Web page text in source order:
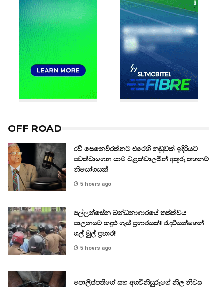
OFF ROAD
රවී සෙනෙවිරත්නට එරෙහි නඩුවක් ඉදිරියට
පවත්වාගෙන යාම වළක්වාලමින් අතුරු තහනම්
නියෝගයක්
5 hours ago
පල්ලන්සේන බන්ධනාගාරයේ තත්ත්වය
පාලනයට කඳුළු ගෑස් ප්‍රහාරයක්! රැඳවියන්ගෙන්
ගල් මුල් ප්‍රහාර!
5 hours ago
පොලිස්පතිගේ සහ අගවිනිසුරුගේ නිල නිවස